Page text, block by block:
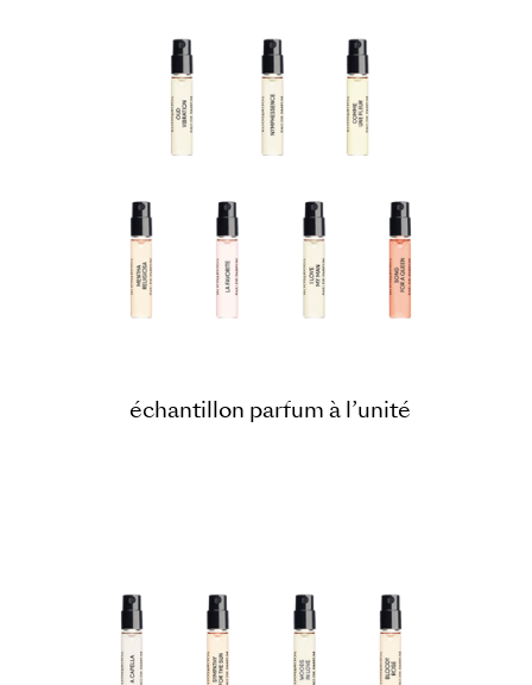
échantillon parfum à l’unité